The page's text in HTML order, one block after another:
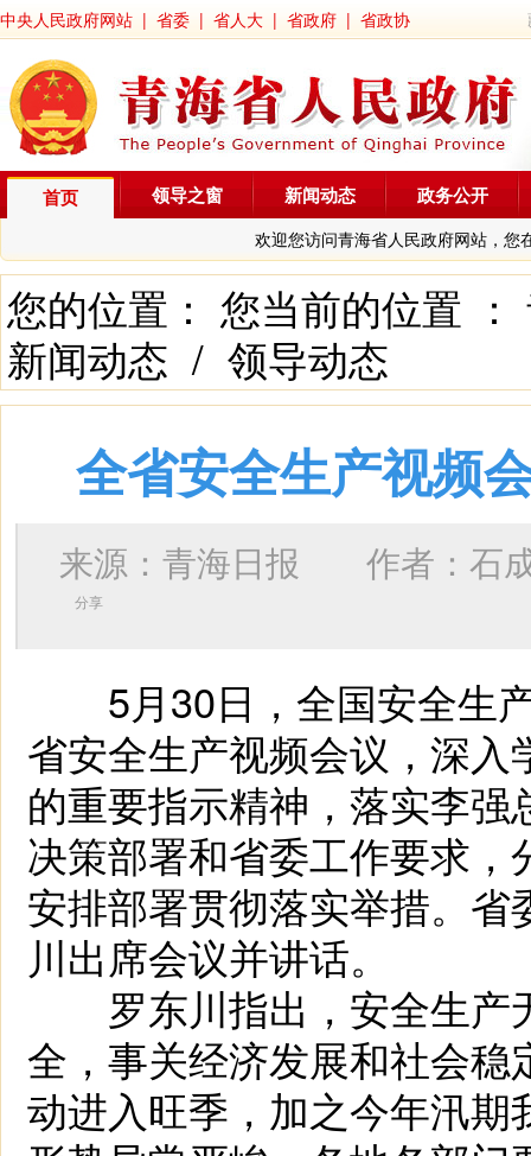
中央人民政府网站 | 省委 | 省人大 | 省政府 | 省政协
首页
欢迎您访问青海省人民政府网站，您
领导之窗 新闻动态 政务公开
您的位置： 您当前的位置 ：
新闻动态 / 领导动态
全省安全生产视频
来源：青海日报 作者：石
分享
5月30日，全国安全生产
省安全生产视频会议，深
的重要指示精神，落实李
决策部署和省委工作要求
安排部署贯彻落实举措。
川出席会议并讲话。
罗东川指出，安全生产
全，事关经济发展和社会
动进入旺季，加之今年汛